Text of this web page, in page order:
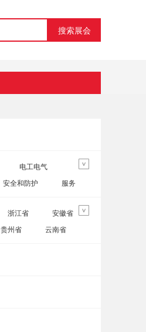
搜索展会
>
电工电气
安全和防护 服务
>
浙江省
安徽省
贵州省
云南省